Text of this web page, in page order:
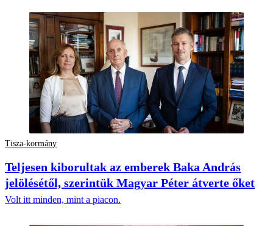
Tisza-kormány
Teljesen kiborultak az emberek Baka András
jelölésétől, szerintük Magyar Péter átverte őket
Volt itt minden, mint a piacon.